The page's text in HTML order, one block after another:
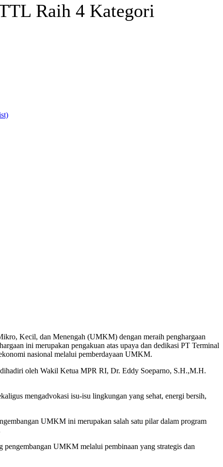
Raih 4 Kategori
Kecil, dan Menengah (UMKM) dengan meraih penghargaan
ini merupakan pengakuan atas upaya dan dedikasi PT Terminal
nasional melalui pemberdayaan UMKM.
oleh Wakil Ketua MPR RI, Dr. Eddy Soeparno, S.H.,M.H.
mengadvokasi isu-isu lingkungan yang sehat, energi bersih,
UMKM ini merupakan salah satu pilar dalam program
pengembangan UMKM melalui pembinaan yang strategis dan